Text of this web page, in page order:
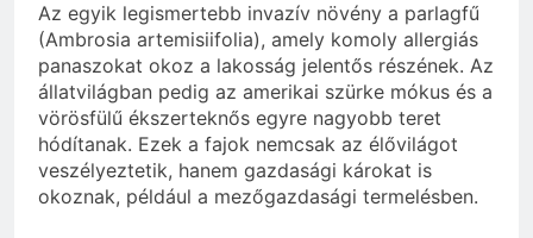
Az egyik legismertebb invazív növény a parlagfű
(Ambrosia artemisiifolia), amely komoly allergiás
panaszokat okoz a lakosság jelentős részének. Az
állatvilágban pedig az amerikai szürke mókus és a
vörösfülű ékszerteknős egyre nagyobb teret
hódítanak. Ezek a fajok nemcsak az élővilágot
veszélyeztetik, hanem gazdasági károkat is
okoznak, például a mezőgazdasági termelésben.